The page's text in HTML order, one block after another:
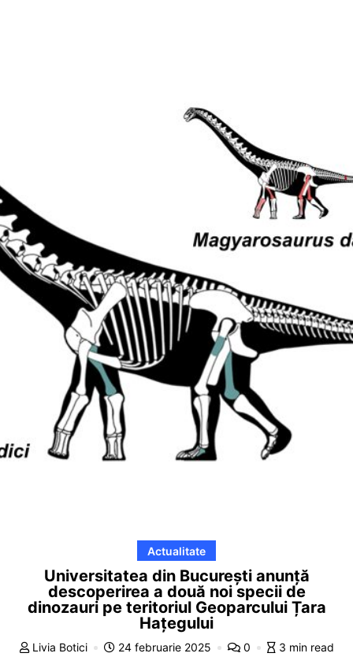
Actualitate
Universitatea din București anunță
descoperirea a două noi specii de
dinozauri pe teritoriul Geoparcului Țara
Hațegului
Livia Botici 24 februarie 2025 0 3 min read